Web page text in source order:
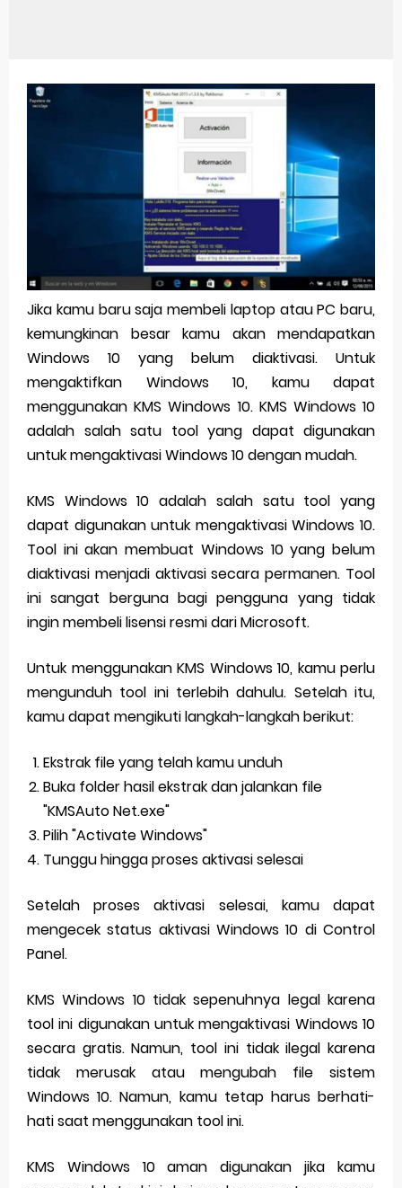
Bitcoin Miner Android: Apa Itu Dan Bagaimana Cara Menggunakannya
Pp Wa Couple Pasangan: Cara Terbaik Untuk Menjaga Hubungan
Cara Mengecek Windows Ori
Simpan Profil Ig Dengan Mudah
Aplikasi Togel Android: Solusi Praktis Untuk Pecinta Togel
Siap Video Call, tapi Download Aplikasinya Dulu, Abangku
Thursday, 6 August
Jika kamu baru saja membeli laptop atau PC baru,
kemungkinan besar kamu akan mendapatkan
Windows 10 yang belum diaktivasi. Untuk
mengaktifkan Windows 10, kamu dapat
menggunakan KMS Windows 10. KMS Windows 10
adalah salah satu tool yang dapat digunakan
untuk mengaktivasi Windows 10 dengan mudah.
KMS Windows 10 adalah salah satu tool yang
dapat digunakan untuk mengaktivasi Windows 10.
Tool ini akan membuat Windows 10 yang belum
diaktivasi menjadi aktivasi secara permanen. Tool
ini sangat berguna bagi pengguna yang tidak
ingin membeli lisensi resmi dari Microsoft.
Untuk menggunakan KMS Windows 10, kamu perlu
mengunduh tool ini terlebih dahulu. Setelah itu,
kamu dapat mengikuti langkah-langkah berikut:
Ekstrak file yang telah kamu unduh
Buka folder hasil ekstrak dan jalankan file
"KMSAuto Net.exe"
Pilih "Activate Windows"
Tunggu hingga proses aktivasi selesai
Setelah proses aktivasi selesai, kamu dapat
mengecek status aktivasi Windows 10 di Control
Panel.
KMS Windows 10 tidak sepenuhnya legal karena
tool ini digunakan untuk mengaktivasi Windows 10
secara gratis. Namun, tool ini tidak ilegal karena
tidak merusak atau mengubah file sistem
Windows 10. Namun, kamu tetap harus berhati-
hati saat menggunakan tool ini.
KMS Windows 10 aman digunakan jika kamu